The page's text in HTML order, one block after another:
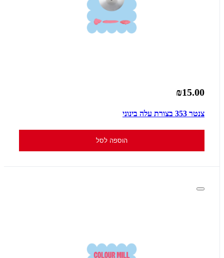
₪15.00
צנטר 353 בצורת עלה בינוני
הוספה לסל